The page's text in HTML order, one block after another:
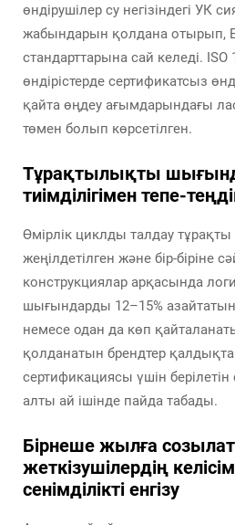
өндірушілер су негізіндегі УК
жабындарын қолдана отырып,
стандарттарына сай келеді.
өндірістерде сертификатсыз
қайта өңдеу ағымдарындағы
төмен болып көрсетілген.
Тұрақтылықты
тиімділігімен тепе-
Өмірлік циклды талдау
жеңілдетілген және бір-біріне
конструкциялар арқасында
шығындарды 12–15%
немесе одан да көп
қолданатын брендтер
сертификациясы үшін
алты ай ішінде пайда табады.
Бірнеше жылға
жеткізушілердің
сенімділікті енгізу